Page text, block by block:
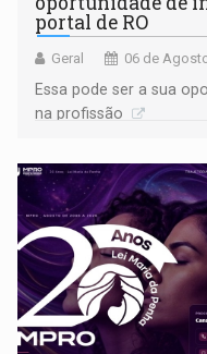
portal de RO
Geral 06 de
Essa pode ser a sua
na profissão